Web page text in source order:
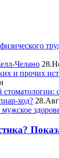
Челано
и прочих
ход? 28.Авг